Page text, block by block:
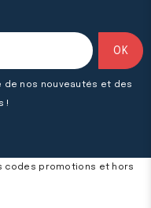
de nos nouveautés et des
!
codes promotions et hors